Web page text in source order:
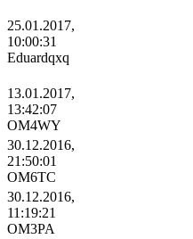
25.01.2017,
10:00:31
Eduardqxq
13.01.2017,
13:42:07
OM4WY
30.12.2016,
21:50:01
OM6TC
30.12.2016,
11:19:21
OM3PA